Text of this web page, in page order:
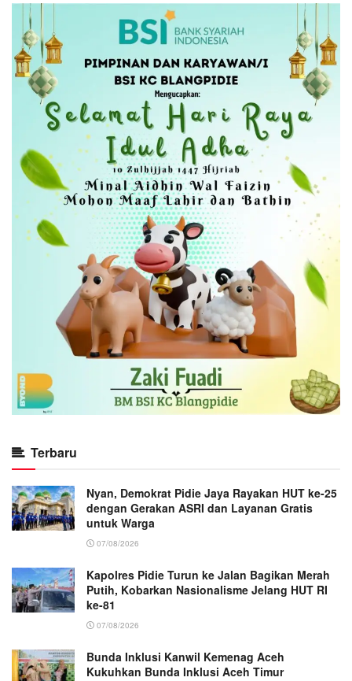
Terbaru
Nyan, Demokrat Pidie Jaya Rayakan HUT ke-25
dengan Gerakan ASRI dan Layanan Gratis
untuk Warga
07/08/2026
Kapolres Pidie Turun ke Jalan Bagikan Merah
Putih, Kobarkan Nasionalisme Jelang HUT RI
ke-81
07/08/2026
Bunda Inklusi Kanwil Kemenag Aceh
Kukuhkan Bunda Inklusi Aceh Timur